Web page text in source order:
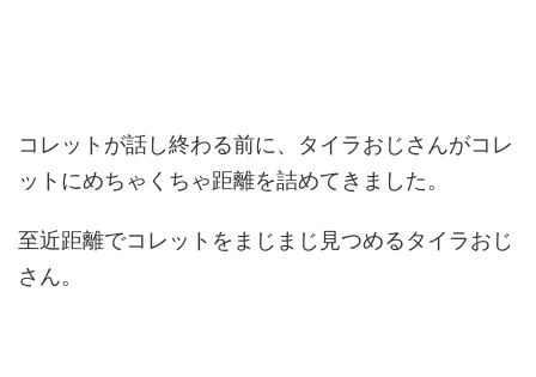
コレットが話し終わる前に、タイラおじさんがコレ
ットにめちゃくちゃ距離を詰めてきました。
至近距離でコレットをまじまじ見つめるタイラおじ
さん。